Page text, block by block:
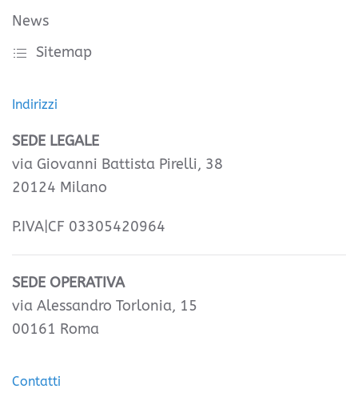
News
Sitemap
Indirizzi
SEDE LEGALE
via Giovanni Battista Pirelli, 38
20124 Milano
P.IVA|CF 03305420964
SEDE OPERATIVA
via Alessandro Torlonia, 15
00161 Roma
Contatti